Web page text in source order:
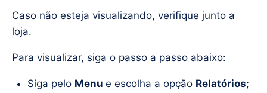
Caso não esteja visualizando, verifique junto a
loja.
Para visualizar, siga o passo a passo abaixo:
Siga pelo Menu e escolha a opção Relatórios;